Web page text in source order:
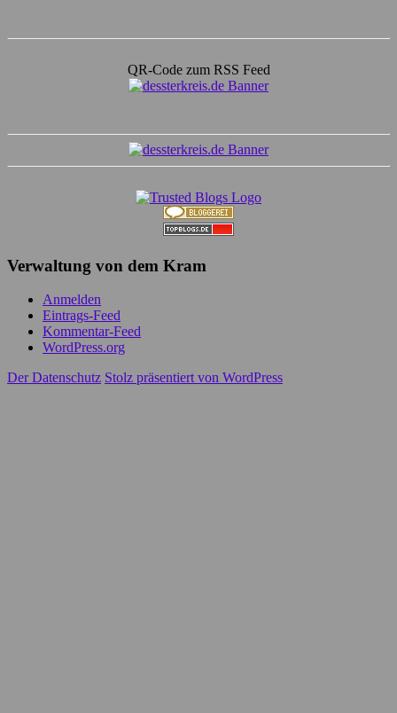
QR-Code zum RSS Feed
Verwaltung von dem Kram
Anmelden
Eintrags-Feed
Kommentar-Feed
WordPress.org
Der Datenschutz Stolz präsentiert von WordPress